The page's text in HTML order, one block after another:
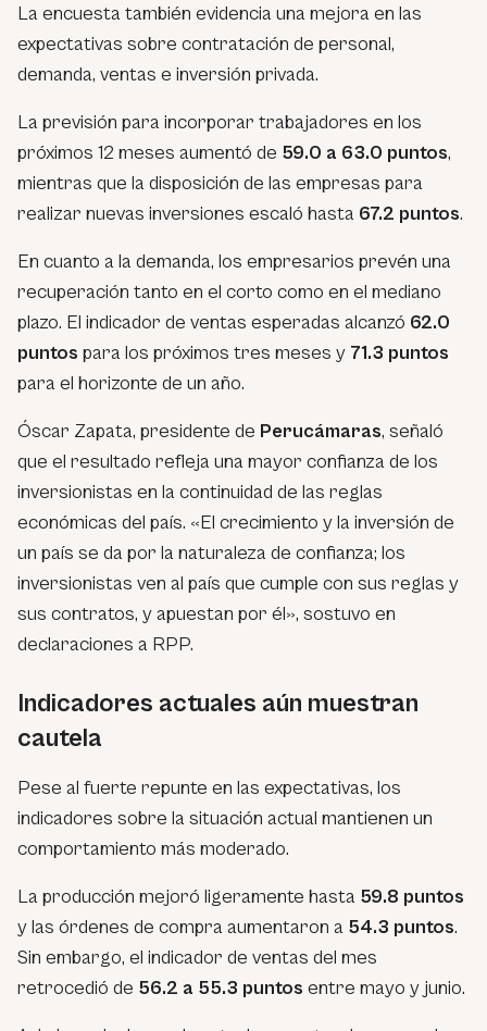
La encuesta también evidencia una mejora en las
expectativas sobre contratación de personal,
demanda, ventas e inversión privada.
La previsión para incorporar trabajadores en los
próximos 12 meses aumentó de 59.0 a 63.0 puntos,
mientras que la disposición de las empresas para
realizar nuevas inversiones escaló hasta 67.2 puntos.
En cuanto a la demanda, los empresarios prevén una
recuperación tanto en el corto como en el mediano
plazo. El indicador de ventas esperadas alcanzó 62.0
puntos para los próximos tres meses y 71.3 puntos
para el horizonte de un año.
Óscar Zapata, presidente de Perucámaras, señaló
que el resultado refleja una mayor confianza de los
inversionistas en la continuidad de las reglas
económicas del país. «El crecimiento y la inversión de
un país se da por la naturaleza de confianza; los
inversionistas ven al país que cumple con sus reglas y
sus contratos, y apuestan por él», sostuvo en
declaraciones a RPP.
Indicadores actuales aún muestran
cautela
Pese al fuerte repunte en las expectativas, los
indicadores sobre la situación actual mantienen un
comportamiento más moderado.
La producción mejoró ligeramente hasta 59.8 puntos
y las órdenes de compra aumentaron a 54.3 puntos.
Sin embargo, el indicador de ventas del mes
retrocedió de 56.2 a 55.3 puntos entre mayo y junio.